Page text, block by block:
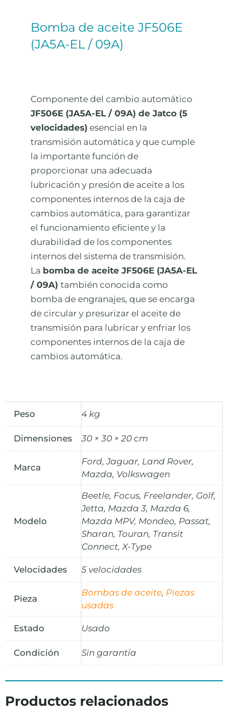
Bomba de aceite JF506E
(JA5A-EL / 09A)
Componente del cambio automático
JF506E (JA5A-EL / 09A) de Jatco (5
velocidades) esencial en la
transmisión automática y que cumple
la importante función de
proporcionar una adecuada
lubricación y presión de aceite a los
componentes internos de la caja de
cambios automática, para garantizar
el funcionamiento eficiente y la
durabilidad de los componentes
internos del sistema de transmisión.
La bomba de aceite JF506E (JA5A-EL
/ 09A) también conocida como
bomba de engranajes, que se encarga
de circular y presurizar el aceite de
transmisión para lubricar y enfriar los
componentes internos de la caja de
cambios automática.
Peso 4 kg
Dimensiones 30 × 30 × 20 cm
Marca
Ford, Jaguar, Land Rover,
Mazda, Volkswagen
Modelo
Beetle, Focus, Freelander, Golf,
Jetta, Mazda 3, Mazda 6,
Mazda MPV, Mondeo, Passat,
Sharan, Touran, Transit
Connect, X-Type
Velocidades 5 velocidades
Pieza
Bombas de aceite, Piezas
usadas
Estado Usado
Condición Sin garantía
Productos relacionados